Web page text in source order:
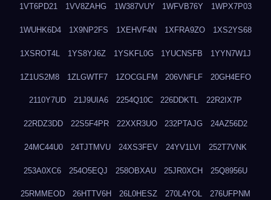
1VT6PD21 1VV8ZAHG 1W387VUY 1WFVB76Y 1WPX7P03
1WUHK6D4 1X9NP2FS 1XEHVF4N 1XFRA9ZO 1XS2YS68
1XSROT4L 1YS8YJ6Z 1YSKFL0G 1YUCNSFB 1YYN7W1J
1Z1US2M8 1ZLGWTF7 1ZOCGLFM 206VNFLF 20GH4EFO
2110Y7UD 21J9UIA6 2254Q10C 226DDKTL 22R2IX7P
22RDZ3DD 22S5F4PR 22XXR3UO 232PTAJG 24AZ56D2
24MC44U0 24TJTMVU 24XS3FEV 24YV1LVI 252T7VNK
253A0XC6 254O5EQJ 258OBXAU 25JR0XCH 25Q8956U
25RMMEOD 26HTTV6H 26L0HESZ 270L4YOL 276UFPNM